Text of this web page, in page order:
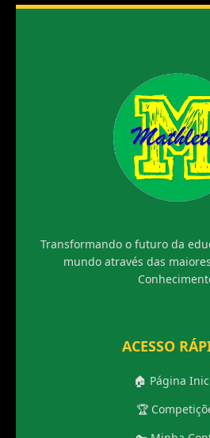
Transformando o futuro da
mundo através das
ACESSO
🏠 Página
🏆